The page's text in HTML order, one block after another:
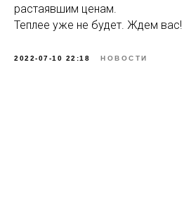
растаявшим ценам.
Теплее уже не будет. Ждем вас!
2022-07-10 22:18 НОВОСТИ